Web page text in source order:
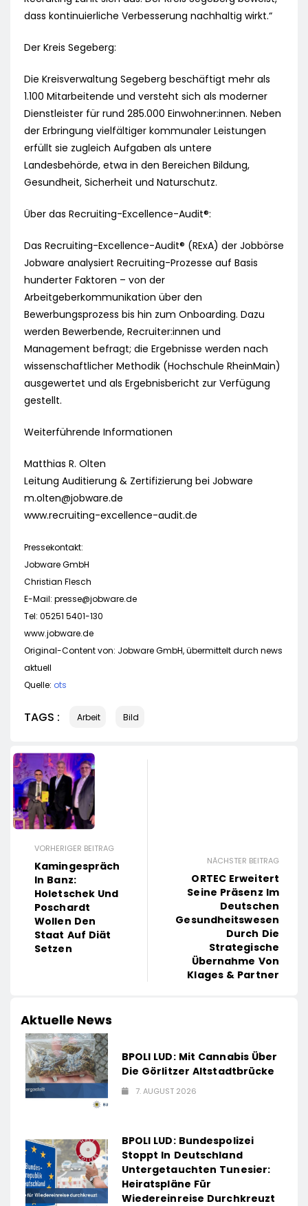
dass kontinuierliche Verbesserung nachhaltig wirkt.“
Der Kreis Segeberg:
Die Kreisverwaltung Segeberg beschäftigt mehr als
1.100 Mitarbeitende und versteht sich als moderner
Dienstleister für rund 285.000 Einwohner:innen. Neben
der Erbringung vielfältiger kommunaler Leistungen
erfüllt sie zugleich Aufgaben als untere
Landesbehörde, etwa in den Bereichen Bildung,
Gesundheit, Sicherheit und Naturschutz.
Über das Recruiting-Excellence-Audit®:
Das Recruiting-Excellence-Audit® (RExA) der Jobbörse
Jobware analysiert Recruiting-Prozesse auf Basis
hunderter Faktoren – von der
Arbeitgeberkommunikation über den
Bewerbungsprozess bis hin zum Onboarding. Dazu
werden Bewerbende, Recruiter:innen und
Management befragt; die Ergebnisse werden nach
wissenschaftlicher Methodik (Hochschule RheinMain)
ausgewertet und als Ergebnisbericht zur Verfügung
gestellt.
Weiterführende Informationen
Matthias R. Olten
Leitung Auditierung & Zertifizierung bei Jobware
m.olten@jobware.de
www.recruiting-excellence-audit.de
Pressekontakt:
Jobware GmbH
Christian Flesch
E-Mail: presse@jobware.de
Tel: 05251 5401-130
www.jobware.de
Original-Content von: Jobware GmbH, übermittelt durch news
aktuell
Quelle: ots
TAGS : Arbeit Bild
VORHERIGER BEITRAG
Kamingespräch
In Banz:
Holetschek Und
Poschardt
Wollen Den
Staat Auf Diät
Setzen
NÄCHSTER BEITRAG
ORTEC Erweitert
Seine Präsenz Im
Deutschen
Gesundheitswesen
Durch Die
Strategische
Übernahme Von
Klages & Partner
Aktuelle News
BPOLI LUD: Mit Cannabis Über
Die Görlitzer Altstadtbrücke
7. AUGUST 2026
BPOLI LUD: Bundespolizei
Stoppt In Deutschland
Untergetauchten Tunesier:
Heiratspläne Für
Wiedereinreise Durchkreuzt